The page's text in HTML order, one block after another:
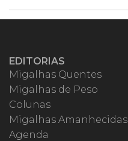
EDITORIAS
Migalhas Quentes
Migalhas de Peso
Colunas
Migalhas Amanhecidas
Agenda